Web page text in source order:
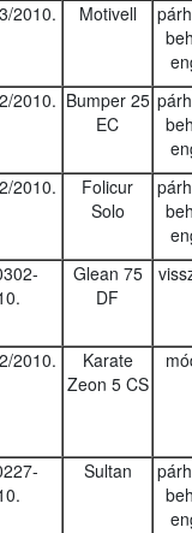
2010. Motivell
2010. Bumper 25
EC
2010.
Folicur
Solo
Glean 75
DF
2010.
Karate
Zeon 5 CS
Sultan